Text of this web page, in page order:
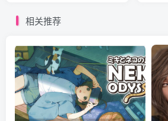
相关推荐